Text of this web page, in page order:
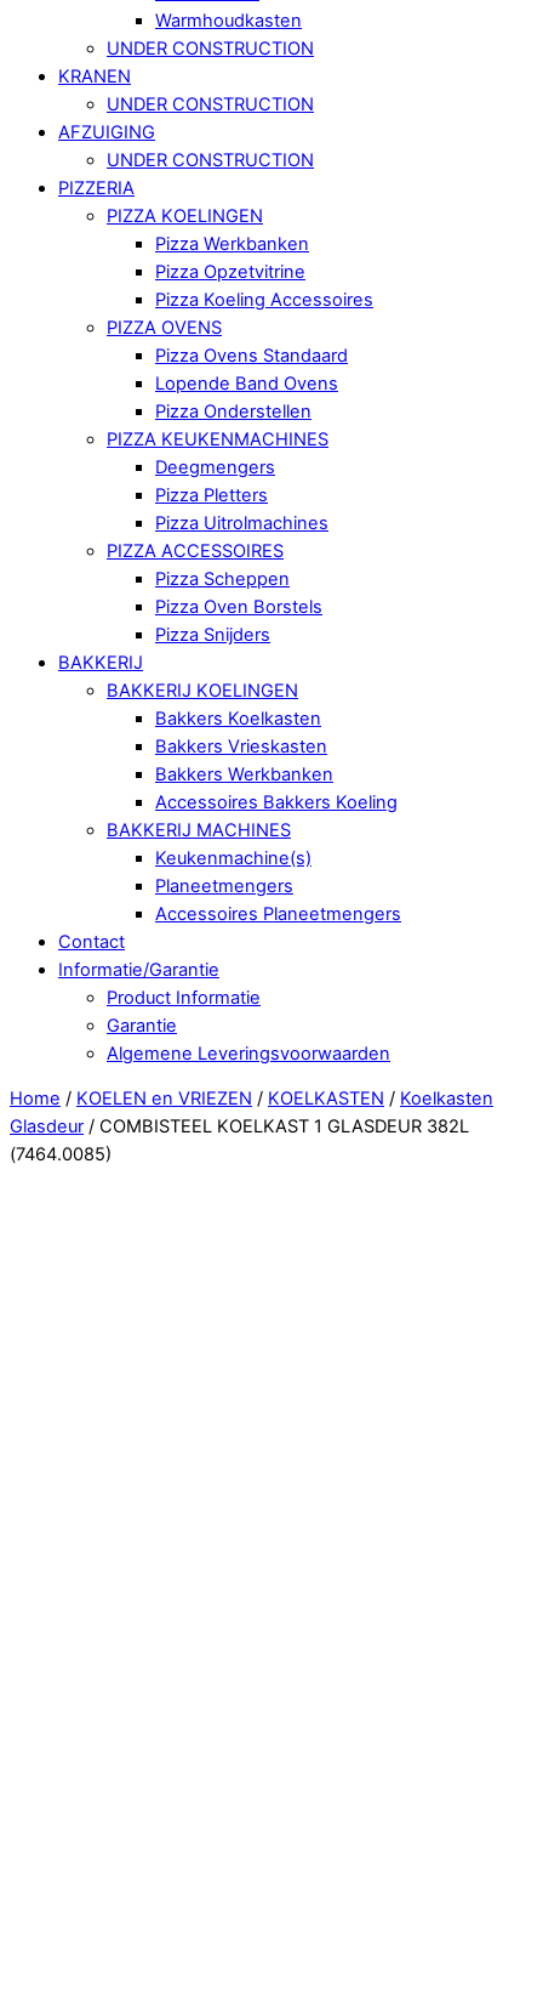
Warmhoudkasten
UNDER CONSTRUCTION
KRANEN
UNDER CONSTRUCTION
AFZUIGING
UNDER CONSTRUCTION
PIZZERIA
PIZZA KOELINGEN
Pizza Werkbanken
Pizza Opzetvitrine
Pizza Koeling Accessoires
PIZZA OVENS
Pizza Ovens Standaard
Lopende Band Ovens
Pizza Onderstellen
PIZZA KEUKENMACHINES
Deegmengers
Pizza Pletters
Pizza Uitrolmachines
PIZZA ACCESSOIRES
Pizza Scheppen
Pizza Oven Borstels
Pizza Snijders
BAKKERIJ
BAKKERIJ KOELINGEN
Bakkers Koelkasten
Bakkers Vrieskasten
Bakkers Werkbanken
Accessoires Bakkers Koeling
BAKKERIJ MACHINES
Keukenmachine(s)
Planeetmengers
Accessoires Planeetmengers
Contact
Informatie/Garantie
Product Informatie
Garantie
Algemene Leveringsvoorwaarden
Close
Menu
Home / KOELEN en VRIEZEN / KOELKASTEN / Koelkasten
Glasdeur / COMBISTEEL KOELKAST 1 GLASDEUR 382L
(7464.0085)